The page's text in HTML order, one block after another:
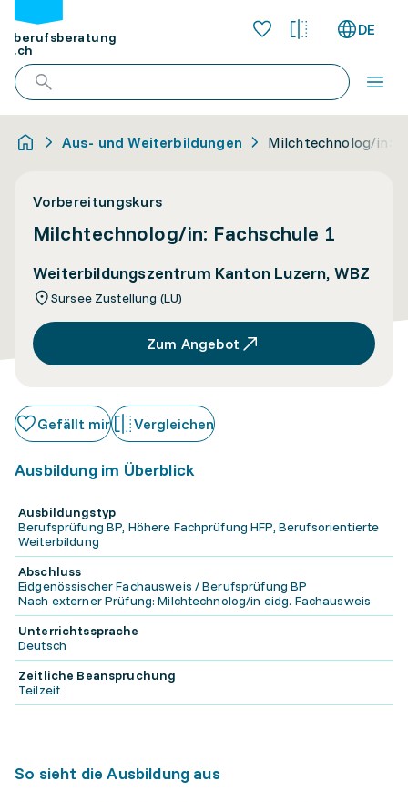
berufsberatung
.ch
DE
Aus- und Weiterbildungen Milchtechnolog/in:
Vorbereitungskurs
Milchtechnolog/in: Fachschule 1
Weiterbildungszentrum Kanton Luzern, WBZ
Sursee Zustellung (LU)
Zum Angebot
Gefällt mir Vergleichen
Ausbildung im Überblick
Ausbildungstyp
Berufsprüfung BP, Höhere Fachprüfung HFP, Berufsorientierte
Weiterbildung
Abschluss
Eidgenössischer Fachausweis / Berufsprüfung BP
Nach externer Prüfung: Milchtechnolog/in eidg. Fachausweis
Unterrichtssprache
Deutsch
Zeitliche Beanspruchung
Teilzeit
So sieht die Ausbildung aus